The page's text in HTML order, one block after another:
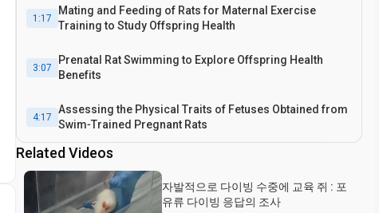
1:17
Mating and Feeding of Rats for Maternal Exercise
Training to Study Offspring Health
3:07
Prenatal Rat Swimming to Explore Offspring Health
Benefits
4:17
Assessing the Physical Traits of Fetuses Obtained from
Swim‐Trained Pregnant Rats
Related Videos
자발적으로 다이빙 수중에 교육 쥐 : 포
유류 다이빙 응답의 조사